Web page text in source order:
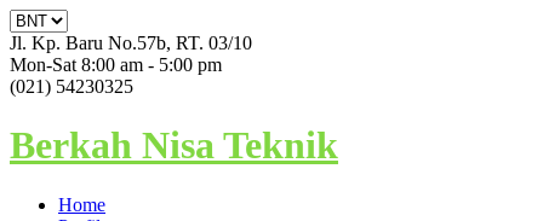
Jl. Kp. Baru No.57b, RT. 03/10
Mon-Sat 8:00 am - 5:00 pm
(021) 54230325
Berkah Nisa Teknik
Home